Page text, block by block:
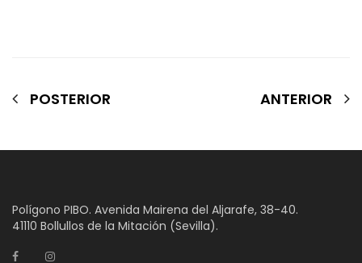
POSTERIOR ANTERIOR
Polígono PIBO. Avenida Mairena del Aljarafe, 38-40.
41110 Bollullos de la Mitación (Sevilla).